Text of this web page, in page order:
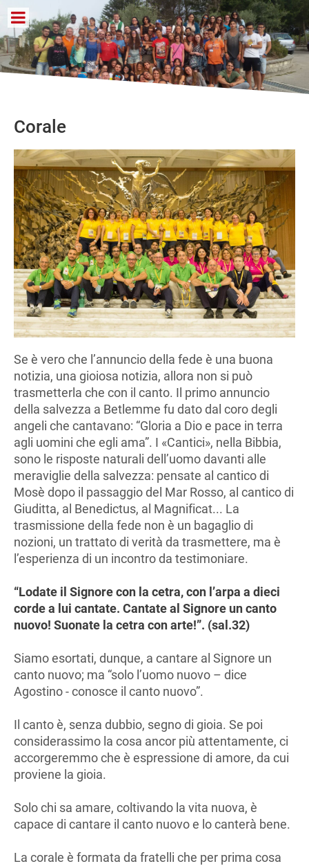
Corale
Se è vero che l’annuncio della fede è una buona
notizia, una gioiosa notizia, allora non si può
trasmetterla che con il canto. Il primo annuncio
della salvezza a Betlemme fu dato dal coro degli
angeli che cantavano: “Gloria a Dio e pace in terra
agli uomini che egli ama”. I «Cantici», nella Bibbia,
sono le risposte naturali dell’uomo davanti alle
meraviglie della salvezza: pensate al cantico di
Mosè dopo il passaggio del Mar Rosso, al cantico di
Giuditta, al Benedictus, al Magnificat... La
trasmissione della fede non è un bagaglio di
nozioni, un trattato di verità da trasmettere, ma è
l’esperienza di un incontro da testimoniare.
“Lodate il Signore con la cetra, con l’arpa a dieci
corde a lui cantate. Cantate al Signore un canto
nuovo! Suonate la cetra con arte!”. (sal.32)
Siamo esortati, dunque, a cantare al Signore un
canto nuovo; ma “solo l’uomo nuovo – dice
Agostino - conosce il canto nuovo”.
Il canto è, senza dubbio, segno di gioia. Se poi
considerassimo la cosa ancor più attentamente, ci
accorgeremmo che è espressione di amore, da cui
proviene la gioia.
Solo chi sa amare, coltivando la vita nuova, è
capace di cantare il canto nuovo e lo canterà bene.
La corale è formata da fratelli che per prima cosa